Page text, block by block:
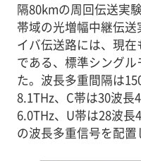
隔80kmの周回伝送実
帯域の光増幅中継伝
イバ伝送路には、現
である、標準シング
た。波長多重間隔は
8.1THz、C帯は30波長
6.0THz、U帯は28波長
の波長多重信号を配置